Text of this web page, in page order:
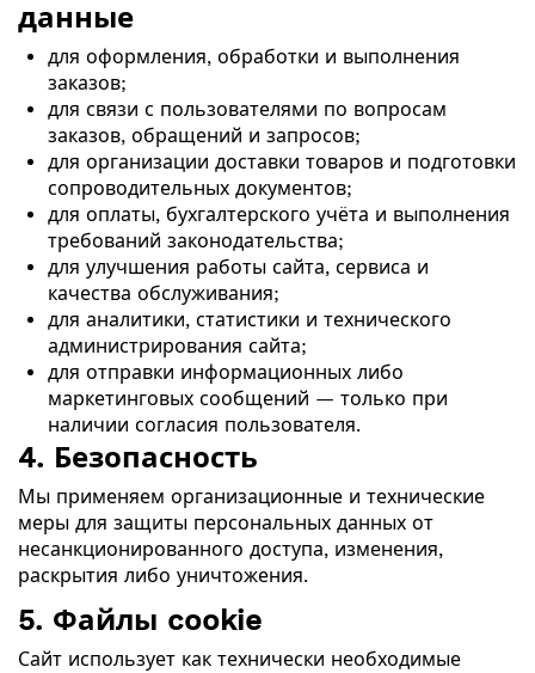
данные
для оформления, обработки и выполнения
заказов;
для связи с пользователями по вопросам
заказов, обращений и запросов;
для организации доставки товаров и подготовки
сопроводительных документов;
для оплаты, бухгалтерского учёта и выполнения
требований законодательства;
для улучшения работы сайта, сервиса и
качества обслуживания;
для аналитики, статистики и технического
администрирования сайта;
для отправки информационных либо
маркетинговых сообщений — только при
наличии согласия пользователя.
4. Безопасность
Мы применяем организационные и технические
меры для защиты персональных данных от
несанкционированного доступа, изменения,
раскрытия либо уничтожения.
5. Файлы cookie
Сайт использует как технически необходимые